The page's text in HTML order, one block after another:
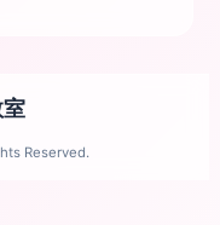
Reserved.